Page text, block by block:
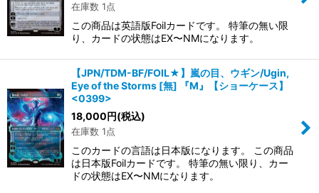
在庫数 1点
この商品は英語版Foilカードです。 特筆の無い限
り、カードの状態はEX〜NMになります。
【JPN/TDM-BF/FOIL★】嵐の目、ウギン/Ugin,
Eye of the Storms [無] 『M』【ショーケース】
<0399>
18,000円(税込)
在庫数 1点
このカードの言語は日本版になります。 この商品
は日本版Foilカードです。 特筆の無い限り、カー
ドの状態はEX〜NMになります。